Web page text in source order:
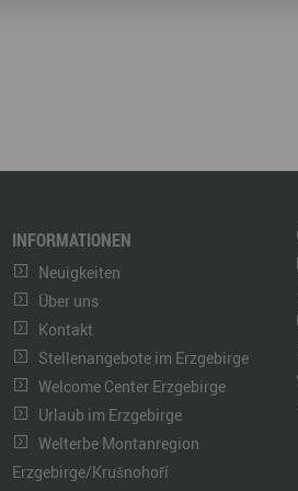
INFORMATIONEN
Neuigkeiten
Über uns
Kontakt
Stellenangebote im Erzgebirge
Welcome Center Erzgebirge
Urlaub im Erzgebirge
Welterbe Montanregion
Erzgebirge/Krušnohoří